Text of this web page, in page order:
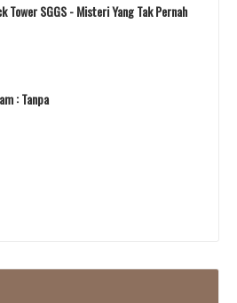
Tower SGGS - Misteri Yang Tak Pernah
: Tanpa